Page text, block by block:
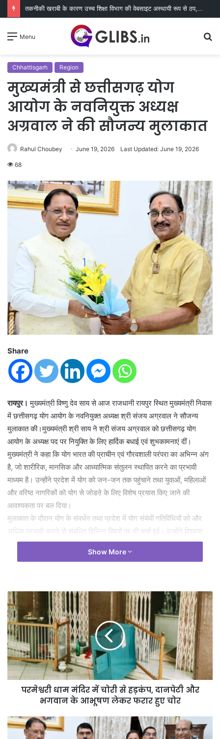
तकनीकी खराबी के कारण उच्च शिक्षा विभाग की वेबसाइट अस्थायी रूप से ठप, एसएसएल सर्टिफिकेट का काम जारी
Menu
Chhattisgarh Region
मुख्यमंत्री से छत्तीसगढ़ योग
आयोग के नवनियुक्त अध्यक्ष
अग्रवाल ने की सौजन्य मुलाकात
Rahul Choubey June 19, 2026 Last Updated: June 19, 2026
68
Share
रायपुर। मुख्यमंत्री विष्णु देव साय से आज राजधानी रायपुर स्थित मुख्यमंत्री निवास
में छत्तीसगढ़ योग आयोग के नवनियुक्त अध्यक्ष श्री संजय अग्रवाल ने सौजन्य
मुलाकात की।मुख्यमंत्री श्री साय ने श्री संजय अग्रवाल को छत्तीसगढ़ योग
आयोग के अध्यक्ष पद पर नियुक्ति के लिए हार्दिक बधाई एवं शुभकामनाएं दीं।
मुख्यमंत्री ने कहा कि योग भारत की प्राचीन एवं गौरवशाली परंपरा का अभिन्न अंग
है, जो शारीरिक, मानसिक और आध्यात्मिक संतुलन स्थापित करने का प्रभावी
माध्यम है। उन्होंने प्रदेश में योग को जन-जन तक पहुंचाने तथा युवाओं, महिलाओं
और वरिष्ठ नागरिकों को योग से जोडऩे के लिए विशेष प्रयास किए जाने की
आवश्यकता पर बल दिया।
मुलाकात के दौरान योग के संवर्धन तथा प्रदेश में योग संबंधी गतिविधियों को और
अधिक प्रभावी बनाने से संबंधित विभिन्न विषयों पर भी चर्चा हुई। उन्होंने विश्वास
व्यक्त किया कि छत्तीसगढ़ योग आयोग के नवनियुक्त अध्यक्ष श्री अग्रवाल के नेतृत्व
में प्रदेश में योग के प्रचार-प्रसार, जनजागरूकता तथा स्वस्थ जीवनशैली को
Show More
परमेश्वरी धाम मंदिर में चोरी से हड़कंप, दानपेटी और
भगवान के आभूषण लेकर फरार हुए चोर